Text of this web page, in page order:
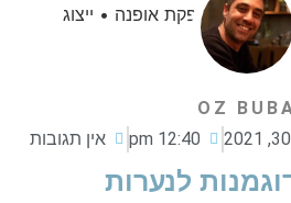
OZ
12:40 pm אין תגובות
לנערות